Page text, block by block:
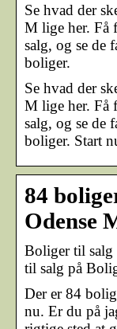
Se hvad der
M lige her. Få
salg, og se de
boliger.
Se hvad der
M lige her. Få
salg, og se de
boliger. Start
84
Odense
Boliger til salg
til salg på
Der er 84
nu. Er du på